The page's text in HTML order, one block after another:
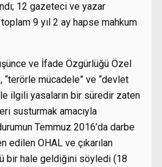
12 gazeteci ve yazar
9 yıl 2 ay hapse mahkum
ve İfade Özgürlüğü Özel
“terörle mücadele” ve “devlet
ilgili yasaların bir süredir zaten
susturmak amacıyla
Temmuz 2016’da darbe
edilen OHAL ve çıkarılan
bir hale geldiğini söyledi (18